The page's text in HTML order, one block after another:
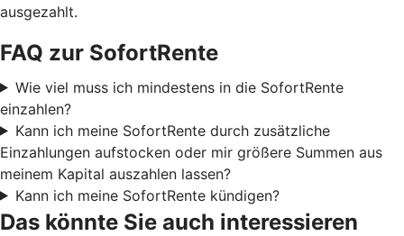
ausgezahlt.
FAQ zur SofortRente
Wie viel muss ich mindestens in die SofortRente
einzahlen?
Kann ich meine SofortRente durch zusätzliche
Einzahlungen aufstocken oder mir größere Summen aus
meinem Kapital auszahlen lassen?
Kann ich meine SofortRente kündigen?
Das könnte Sie auch interessieren